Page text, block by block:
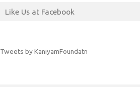
Like Us at Facebook
Tweets by KaniyamFoundatn